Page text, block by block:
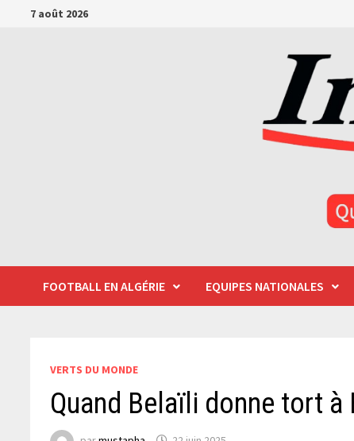
Passer7 août 2026
FOOTBALL EN ALGÉRIE EQUIPES NATIONALES
VERTS DU MONDE
Quand Belaïli donne tort à